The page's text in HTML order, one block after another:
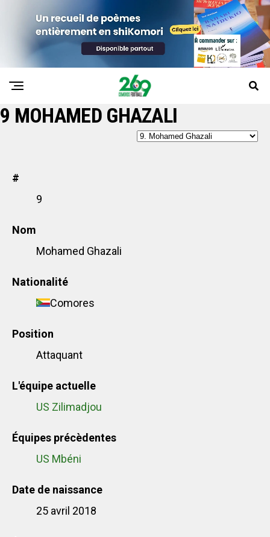
9 MOHAMED GHAZALI
#
9
Nom
Mohamed Ghazali
Nationalité
Comores
Position
Attaquant
L'équipe actuelle
US Zilimadjou
Équipes précèdentes
US Mbéni
Date de naissance
25 avril 2018